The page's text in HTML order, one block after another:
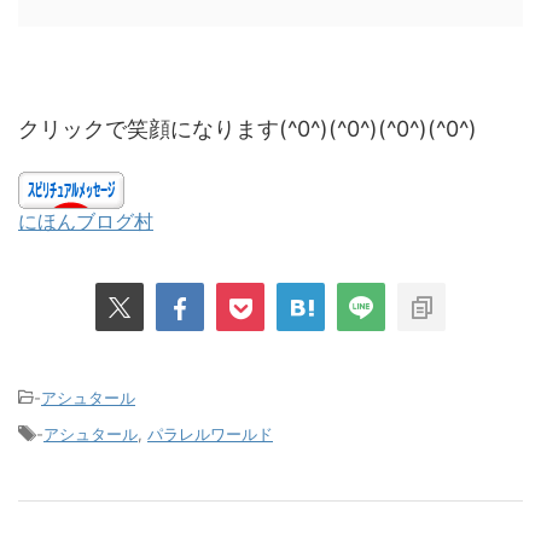
クリックで笑顔になります(^0^)(^0^)(^0^)(^0^)
にほんブログ村
-アシュタール
-アシュタール パラレルワールド